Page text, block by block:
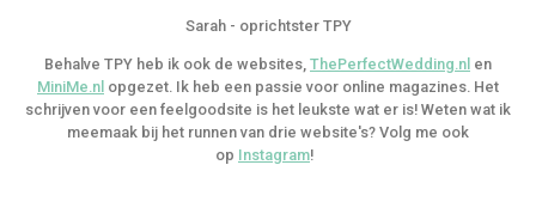
Sarah - oprichtster TPY
Behalve TPY heb ik ook de websites, ThePerfectWedding.nl en
MiniMe.nl opgezet. Ik heb een passie voor online magazines. Het
schrijven voor een feelgoodsite is het leukste wat er is! Weten wat ik
meemaak bij het runnen van drie website's? Volg me ook
op Instagram!